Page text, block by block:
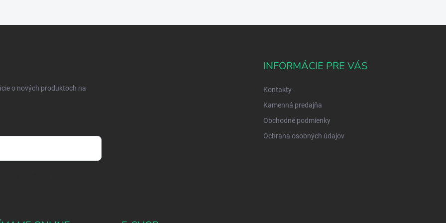
o nových produktoch na
INFORMÁCIE PRE VÁS
Kontakty
Kamenná predajňa
Obchodné podmienky
Ochrana osobných údajov